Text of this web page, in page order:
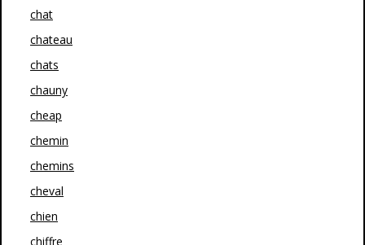
chat
chateau
chats
chauny
cheap
chemin
chemins
cheval
chien
chiffre